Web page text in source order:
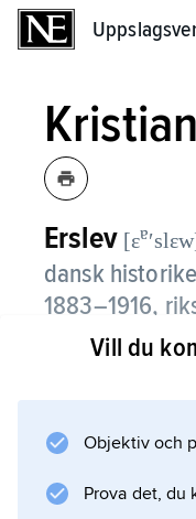
Erslev [ɛɐ
dansk
1883–1916,
Kristian Erslevs
Nogle
Historisk Teknik
Vill du
Objektiv och
Prova det, du